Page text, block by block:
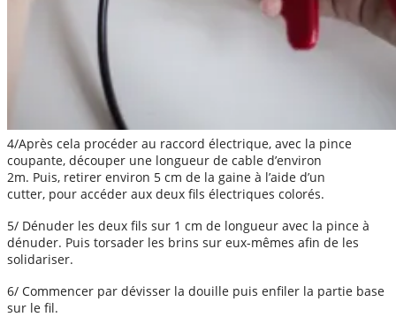
4/Après cela procéder au raccord électrique, avec la pince
coupante, découper une longueur de cable d’environ
2m. Puis, retirer environ 5 cm de la gaine à l’aide d’un
cutter, pour accéder aux deux fils électriques colorés.
5/ Dénuder les deux fils sur 1 cm de longueur avec la pince à
dénuder. Puis torsader les brins sur eux-mêmes afin de les
solidariser.
6/ Commencer par dévisser la douille puis enfiler la partie base
sur le fil.